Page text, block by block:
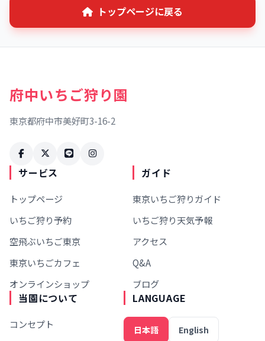
トップページに戻る
府中いちご狩り園
東京都府中市美好町3-16-2
サービス
トップページ
いちご狩り予約
空飛ぶいちご東京
東京いちごカフェ
オンラインショップ
ガイド
東京いちご狩りガイド
いちご狩り天気予報
アクセス
Q&A
ブログ
当園について
コンセプト
LANGUAGE
日本語 English